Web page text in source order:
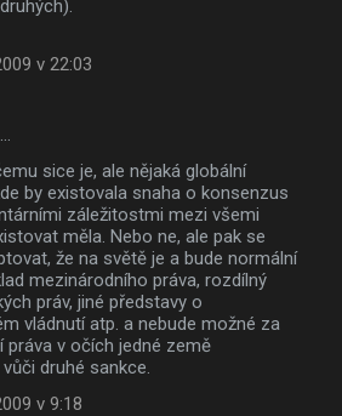
v 22:03
sice je, ale nějaká globální
by existovala snaha o konsenzus
záležitostmi mezi všemi
měla. Nebo ne, ale pak se
že na světě je a bude normální
mezinárodního práva, rozdílný
práv, jiné představy o
vládnutí atp. a nebude možné za
práva v očích jedné země
druhé sankce.
v 9:18